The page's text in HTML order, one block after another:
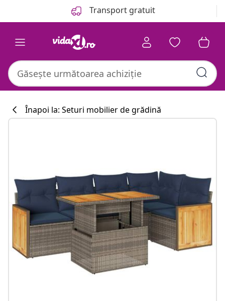
Transport gratuit
Înapoi la: Seturi mobilier de grădină